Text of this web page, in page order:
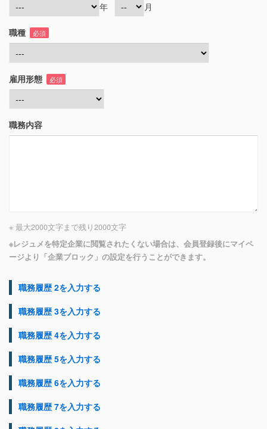
年
月
職種 必須
雇用形態 必須
職務内容
※ 最大2000文字まで残り2000文字
※レジュメを特定企業に閲覧されたくない場合は、会員登録後にマイペ
ージより「企業ブロック」の設定を行うことができます。
職務履歴 2を入力する
職務履歴 3を入力する
職務履歴 4を入力する
職務履歴 5を入力する
職務履歴 6を入力する
職務履歴 7を入力する